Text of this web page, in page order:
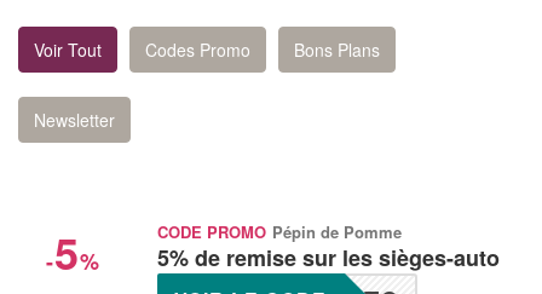
Voir Tout Codes Promo Bons Plans
Newsletter
-5%
CODE PROMO Pépin de Pomme
5% de remise sur les sièges-auto